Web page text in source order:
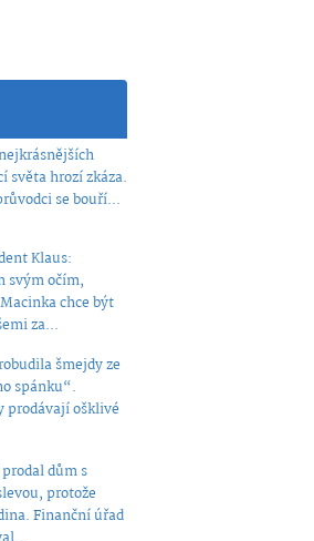
světa hrozí zkáza.
se bouří...
Klaus:
svým očím,
chce být
za...
šmejdy ze
spánku“.
prodávají ošklivé
dům s
protože
Finanční úřad